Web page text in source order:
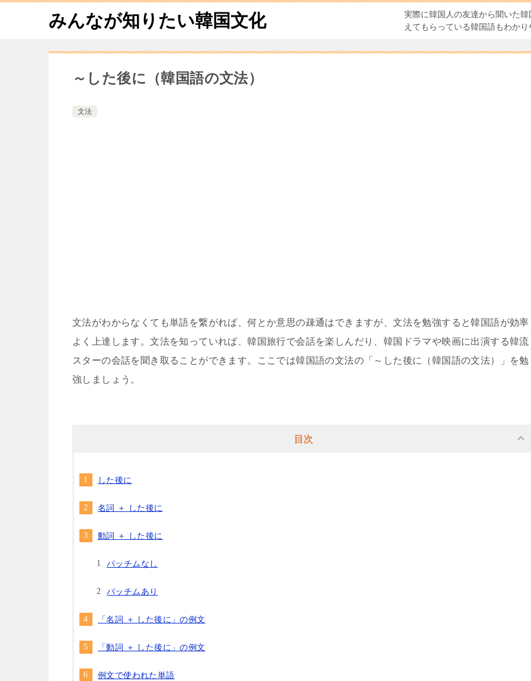
みんなが知りたい韓国文化
実際に韓国人の友達から聞いた
えてもらっている韓国語もわか
～した後に（韓国語の文法）
文法
文法がわからなくても単語を繋がれば、何とか意思の疎通はできますが、文法を勉強すると韓国語が効率
よく上達します。文法を知っていれば、韓国旅行で会話を楽しんだり、韓国ドラマや映画に出演する韓流
スターの会話を聞き取ることができます。ここでは韓国語の文法の「～した後に（韓国語の文法）」を勉
強しましょう。
目次
した後に
名詞 ＋ した後に
動詞 ＋ した後に
パッチムなし
パッチムあり
「名詞 ＋ した後に」の例文
「動詞 ＋ した後に」の例文
例文で使われた単語